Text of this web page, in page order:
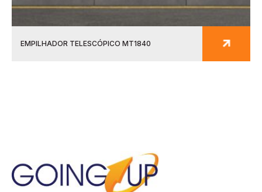
EMPILHADOR TELESCÓPICO MT1840